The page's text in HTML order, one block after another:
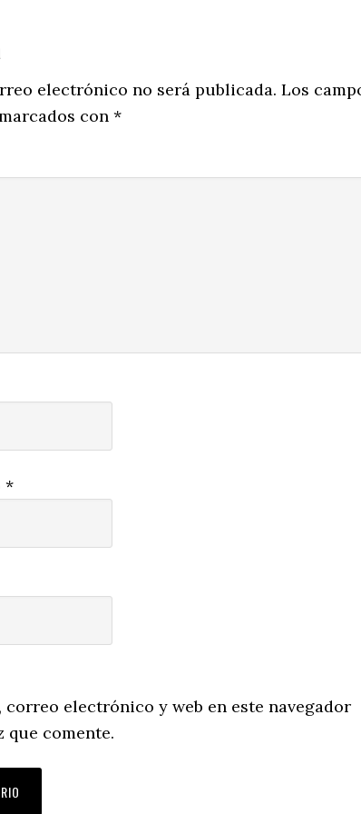
electrónico no será publicada. Los
con *
*
correo electrónico y web en este navegador
que comente.